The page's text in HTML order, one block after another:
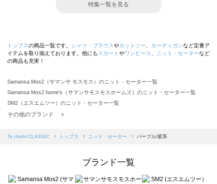
特集一覧を見る
トップスの商品一覧です。 シャツ・ブラウスやカットソー カーディガンなど定番ア
イテムを取り揃えております。他にも スカート やワンピース ニット・セーターなど
の商品も充実！
Samansa Mos2（サマンサ モスモス）のニット・セーター一覧
Samansa Mos2 home's（サマンサモスモスホームズ）のニット・セーター一覧
SM2（エスエムツー）のニット・セーター一覧
Samansa Mos2 blue（サマンサモスモス ブルー）のニット・セーター一覧
sō4ū（ソウフォーユー）のニット・セーター一覧
Te chichi（テチチ）のニット・セーター一覧
その他のブランド ＋
Te chichi CLASSIC トップス ニット・セーター パープル/紫系
ブランド一覧